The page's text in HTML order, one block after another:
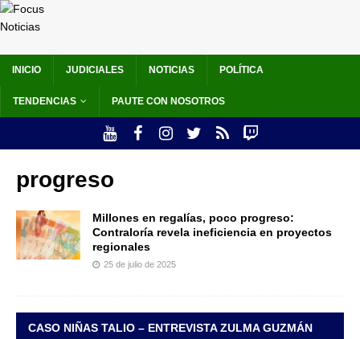
INICIO JUDICIALES NOTICIAS POLÍTICA
TENDENCIAS PAUTE CON NOSOTROS
progreso
Millones en regalías, poco progreso:
Contraloría revela ineficiencia en proyectos
regionales
25 de julio de 2025
CASO NIÑAS TALIO – ENTREVISTA ZULMA GUZMÁN